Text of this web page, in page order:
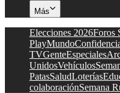
Más
Elecciones 2026Foros
PlayMundo
TVGenteEspeciales
UnidosVehículos
PatasSaludLoterías
colaboraciónSemana